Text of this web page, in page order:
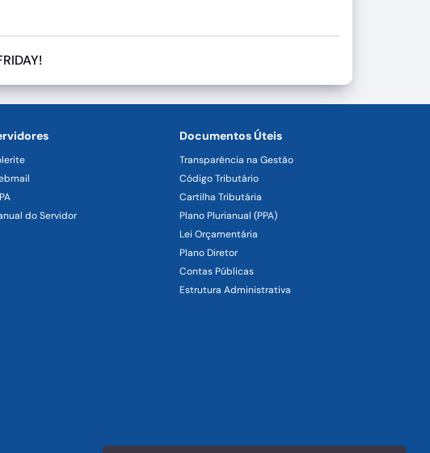
do Servidor
Documentos Úteis
Transparência na Gestão
Código Tributário
Cartilha Tributária
Plano Plurianual (PPA)
Lei Orçamentária
Plano Diretor
Contas Públicas
Estrutura Administrativa